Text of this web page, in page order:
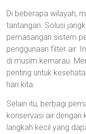
Di beberapa wilayah,
tantangan. Solusi
pemasangan sistem
penggunaan filter air.
di musim kemarau.
penting untuk
hari kita.
Selain itu, berbagi
konservasi air dengan
langkah kecil yang